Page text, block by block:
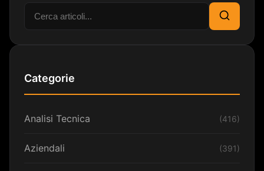
Cerca:
Cerca
Categorie
Analisi Tecnica (416)
Aziendali (391)